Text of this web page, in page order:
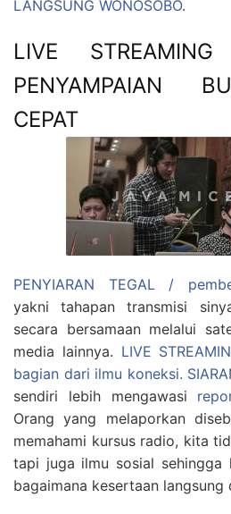
LANGSUNG WONOSOBO.
LIVE STREAMING
PENYAMPAIAN
CEPAT
PENYIARAN TEGAL /
yakni tahapan transmisi
secara bersamaan melalui
media lainnya. LIVE
bagian dari ilmu koneksi.
sendiri lebih mengawasi
Orang yang melaporkan
memahami kursus radio, kita
tapi juga ilmu sosial sehingga
bagaimana kesertaan langsung